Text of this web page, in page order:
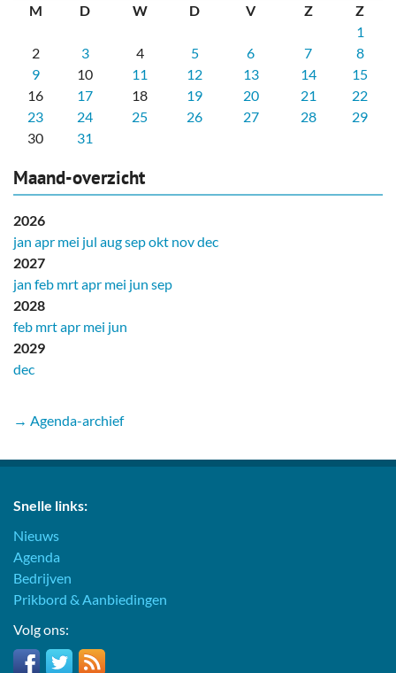
M
D W D V Z
Z
1
2
3 4 5 6 7
8
9
10 11 12 13 14
15
16
17 18 19 20 21
22
23
24 25 26 27 28
29
30
31
Maand-overzicht
2026
jan apr mei jul augsepokt novdec
2027
jan feb mrtapr mei jun sep
2028
feb mrtapr mei jun
2029
dec
→ Agenda-archief
Snelle links:
Nieuws
Agenda
Bedrijven
Prikbord & Aanbiedingen
Volg ons: